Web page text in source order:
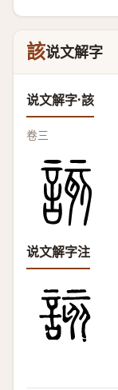
該说文解字
说文解字·該
卷三
说文解字注